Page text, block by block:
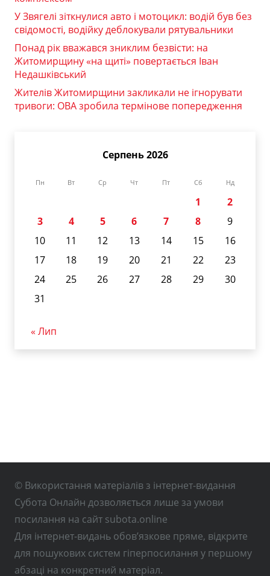
У Звягелі зіткнулися авто і мотоцикл: водій був без
свідомості, водійку деблокували рятувальники
Понад рік вважався зниклим безвісти: на
Житомирщину «на щиті» повертається Іван
Недашківський
Жителів Житомирщини закликали не ігнорувати
тривоги: ОВА зробила термінове попередження
Серпень 2026
Пн Вт Ср Чт Пт Сб Нд
1
2
3
4 5 6 7 8
9
10
11 12 13 14 15
16
17
18 19 20 21 22
23
24
25 26 27 28 29
30
31
« Лип
© Використання матеріалів з інтернет-видання
Субота Онлайн дозволяється лише за умови
посилання на сайт subota.online
Для інтернет-видань обов’язкове пряме, відкрите
для пошукових систем гіперпосилання у першому
абзаці на конкретний матеріал.